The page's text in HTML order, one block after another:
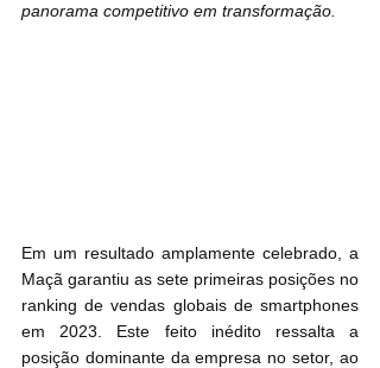
panorama competitivo em transformação.
Em um resultado amplamente celebrado, a
Maçã garantiu as sete primeiras posições no
ranking de vendas globais de smartphones
em 2023. Este feito inédito ressalta a
posição dominante da empresa no setor, ao